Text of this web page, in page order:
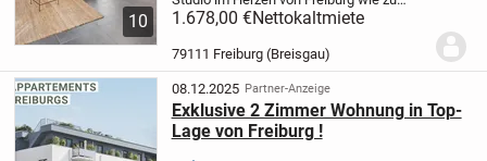
10
Hause, das modernen Komfort und
für 2 Personen. Das Studio ist mit einer
1.678,00 €Nettokaltmiete
79111 Freiburg (Breisgau)
08.12.2025 Partner-Anzeige
Exklusive 2 Zimmer Wohnung in Top-
Lage von Freiburg !